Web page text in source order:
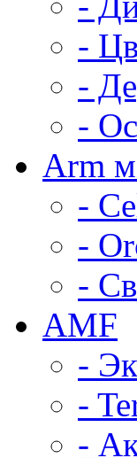
-
-
-
Arm
-
-
-
AMF
-
-
-